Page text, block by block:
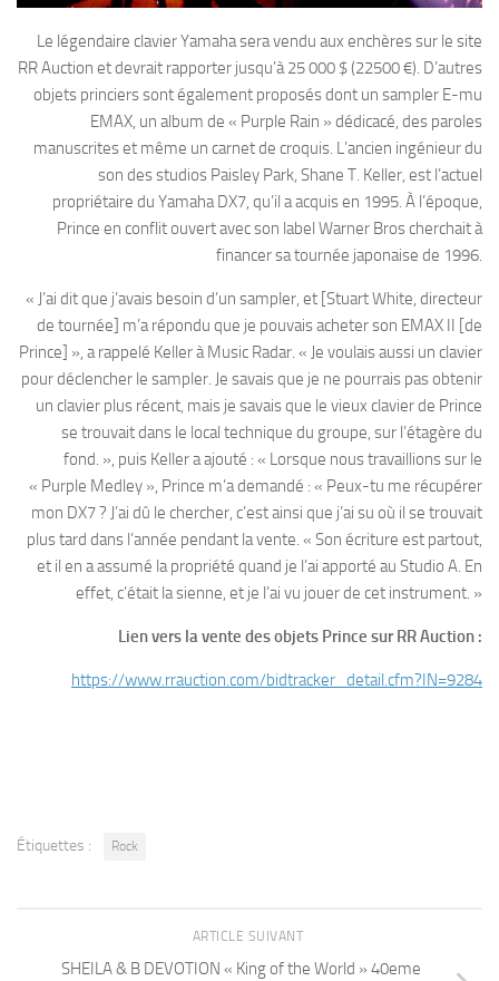
Le légendaire clavier Yamaha sera vendu aux enchères sur le site
RR Auction et devrait rapporter jusqu’à 25 000 $ (22500 €). D’autres
objets princiers sont également proposés dont un sampler E-mu
EMAX, un album de « Purple Rain » dédicacé, des paroles
manuscrites et même un carnet de croquis. L’ancien ingénieur du
son des studios Paisley Park, Shane T. Keller, est l’actuel
propriétaire du Yamaha DX7, qu’il a acquis en 1995. À l’époque,
Prince en conflit ouvert avec son label Warner Bros cherchait à
financer sa tournée japonaise de 1996.
« J’ai dit que j’avais besoin d’un sampler, et [Stuart White, directeur
de tournée] m’a répondu que je pouvais acheter son EMAX II [de
Prince] », a rappelé Keller à Music Radar. « Je voulais aussi un clavier
pour déclencher le sampler. Je savais que je ne pourrais pas obtenir
un clavier plus récent, mais je savais que le vieux clavier de Prince
se trouvait dans le local technique du groupe, sur l’étagère du
fond. », puis Keller a ajouté : « Lorsque nous travaillions sur le
« Purple Medley », Prince m’a demandé : « Peux-tu me récupérer
mon DX7 ? J’ai dû le chercher, c’est ainsi que j’ai su où il se trouvait
plus tard dans l’année pendant la vente. « Son écriture est partout,
et il en a assumé la propriété quand je l’ai apporté au Studio A. En
effet, c’était la sienne, et je l’ai vu jouer de cet instrument. »
Lien vers la vente des objets Prince sur RR Auction :
https://www.rrauction.com/bidtracker_detail.cfm?IN=9284
Étiquettes : Rock
ARTICLE SUIVANT
SHEILA & B DEVOTION « King of the World » 40eme